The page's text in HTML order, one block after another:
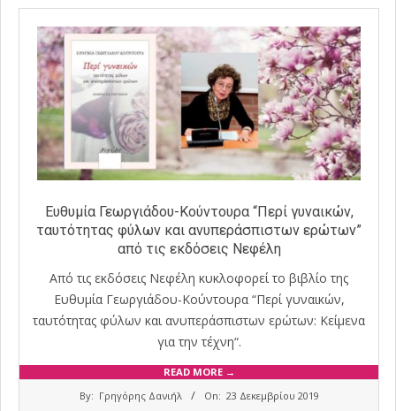
Ευθυμία Γεωργιάδου-Κούντουρα “Περί γυναικών,
ταυτότητας φύλων και ανυπεράσπιστων ερώτων”
από τις εκδόσεις Νεφέλη
Από τις εκδόσεις Νεφέλη κυκλοφορεί το βιβλίο της
Ευθυμία Γεωργιάδου-Κούντουρα “Περί γυναικών,
ταυτότητας φύλων και ανυπεράσπιστων ερώτων: Κείμενα
για την τέχνη“.
READ MORE →
By: Γρηγόρης Δανιήλ On: 23 Δεκεμβρίου 2019